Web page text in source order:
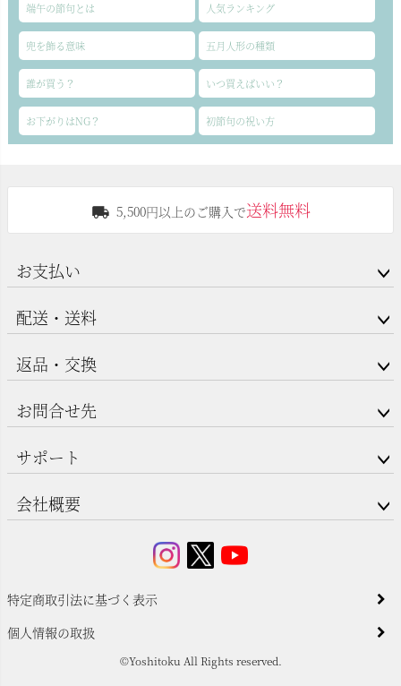
端午の節句とは 人気ランキング
兜を飾る意味 五月人形の種類
誰が買う？ いつ買えばいい？
お下がりはNG？ 初節句の祝い方
5,500円以上のご購入で送料無料
お支払い
配送・送料
返品・交換
お問合せ先
サポート
会社概要
特定商取引法に基づく表示
個人情報の取扱
©Yoshitoku All Rights reserved.